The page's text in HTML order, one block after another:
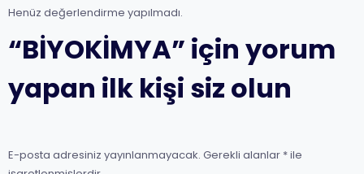
Henüz değerlendirme yapılmadı.
“BİYOKİMYA” için yorum
yapan ilk kişi siz olun
E-posta adresiniz yayınlanmayacak. Gerekli alanlar *ile